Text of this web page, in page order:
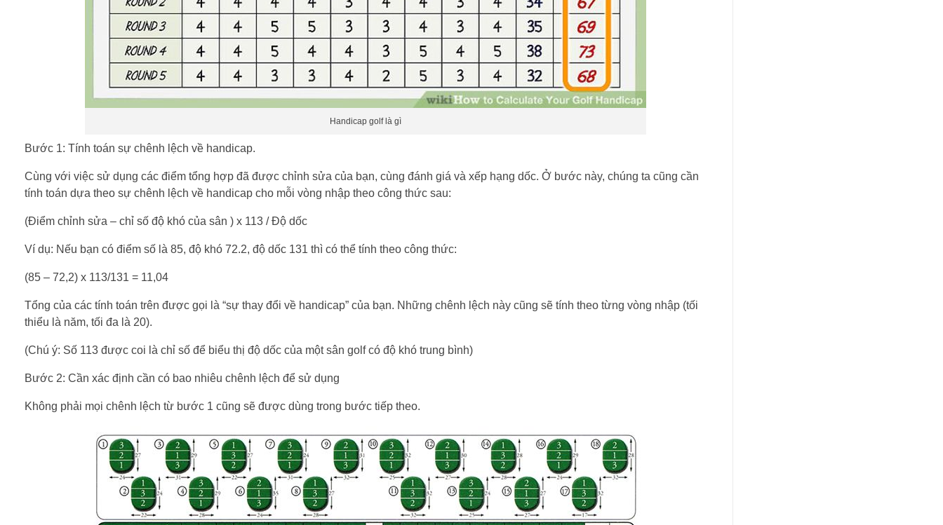
Handicap golf là gì
Bước 1: Tính toán sự chênh lệch về handicap.
Cùng với việc sử dụng các điểm tổng hợp đã được chỉnh sửa của bạn, cùng đánh giá và xếp hạng dốc. Ở bước này, chúng ta cũng cần
tính toán dựa theo sự chênh lệch về handicap cho mỗi vòng nhập theo công thức sau:
(Điểm chỉnh sửa – chỉ số độ khó của sân ) x 113 / Độ dốc
Ví dụ: Nếu bạn có điểm số là 85, độ khó 72.2, độ dốc 131 thì có thể tính theo công thức:
(85 – 72,2) x 113/131 = 11,04
Tổng của các tính toán trên được gọi là “sự thay đổi về handicap” của bạn. Những chênh lệch này cũng sẽ tính theo từng vòng nhập (tối
thiểu là năm, tối đa là 20).
(Chú ý: Số 113 được coi là chỉ số để biểu thị độ dốc của một sân golf có độ khó trung bình)
Bước 2: Cần xác định cần có bao nhiêu chênh lệch để sử dụng
Không phải mọi chênh lệch từ bước 1 cũng sẽ được dùng trong bước tiếp theo.